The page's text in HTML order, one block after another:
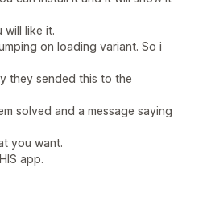
will like it.
on loading variant. So i
they sended this to the
solved and a message saying
you want.
app.